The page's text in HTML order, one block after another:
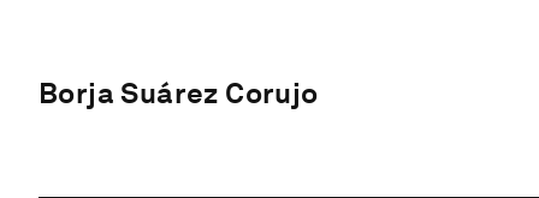
Borja Suárez Corujo